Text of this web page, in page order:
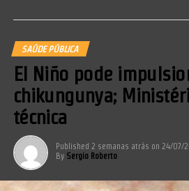
SAÚDE PÚBLICA
El Niño pode
chikungunya;
técnica
Published 2 semanas atrás on 24/07/
By Sergio Roberto